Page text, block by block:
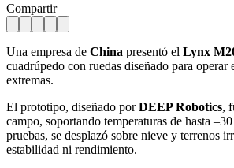
Compartir
Una empresa de China presentó el Lynx
cuadrúpedo con ruedas diseñado para operar
extremas.
El prototipo, diseñado porDEEP Robotics,
campo, soportando temperaturas de hasta
pruebas, se desplazó sobre nieve y terrenos
estabilidad ni rendimiento.